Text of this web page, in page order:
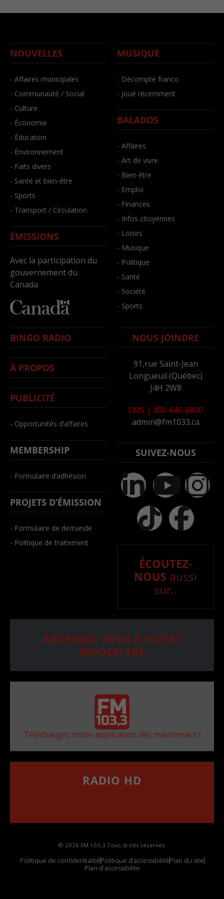
NOUVELLES
- Affaires municipales
- Communauté / Social
- Culture
- Économie
- Éducation
- Environnement
- Faits divers
- Santé et bien-être
- Sports
- Transport / Circulation
ÉMISSIONS
Avec la participation du
gouvernement du
Canada
MUSIQUE
- Décompte franco
- Joué récemment
BALADOS
- Affaires
- Art de vivre
- Bien-être
- Emploi
- Finances
- Infos citoyennes
- Loisirs
- Musique
- Politique
- Santé
- Société
- Sports
BINGO RADIO
À PROPOS
PUBLICITÉ
- Opportunités d’affaires
MEMBERSHIP
- Formulaire d’adhésion
PROJETS D’ÉMISSION
- Formulaire de demande
- Politique de traitement
NOUS JOINDRE
91,rue Saint-Jean
Longueuil (Québec)
J4H 2W8
SMS | 450-646-6800
admin@fm1033.ca
SUIVEZ-NOUS
ÉCOUTEZ-
NOUS aussi
sur..
ABONNEZ-VOUS À NOTRE
INFOLETTRE
Téléchargez notre application dès maintenant !
RADIO HD
© 2026 FM 103,3 Tous droits réservés.
Politique de confidentialitéPolitique d’accessibilitéPlan du site
Plan d'accessibilite